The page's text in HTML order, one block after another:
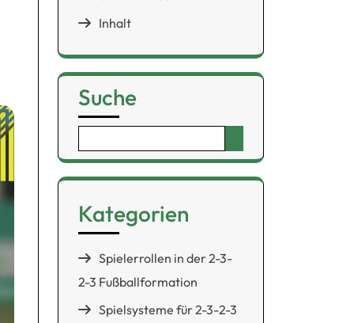
Inhalt
Suche
for:
Kategorien
Spielerrollen in der 2-3-
2-3 Fußballformation
Spielsysteme für 2-3-2-3